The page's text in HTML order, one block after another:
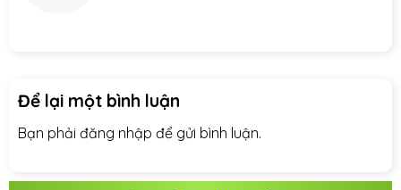
Để lại một bình luận
Bạn phải đăng nhập để gửi bình luận.